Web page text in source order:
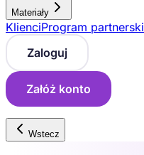
Materiały
KlienciProgram partnerski
Zaloguj
Załóż konto
Wstecz